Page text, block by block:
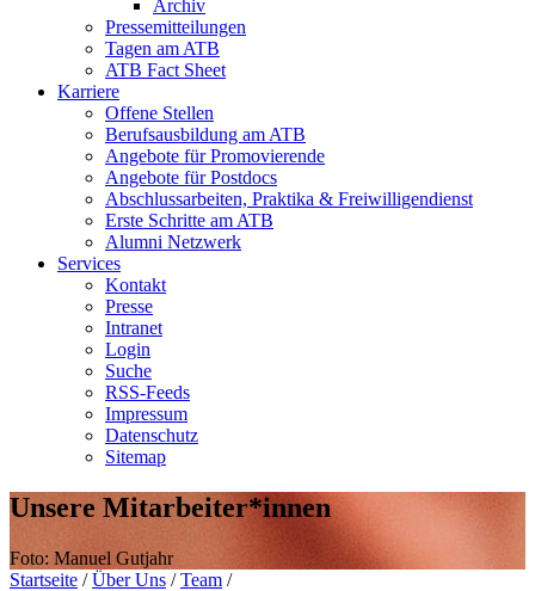
Archiv
Pressemitteilungen
Tagen am ATB
ATB Fact Sheet
Karriere
Offene Stellen
Berufsausbildung am ATB
Angebote für Promovierende
Angebote für Postdocs
Abschlussarbeiten, Praktika & Freiwilligendienst
Erste Schritte am ATB
Alumni Netzwerk
Services
Kontakt
Presse
Intranet
Login
Suche
RSS-Feeds
Impressum
Datenschutz
Sitemap
Unsere Mitarbeiter*innen
Foto: Manuel Gutjahr
Startseite / Über Uns / Team /